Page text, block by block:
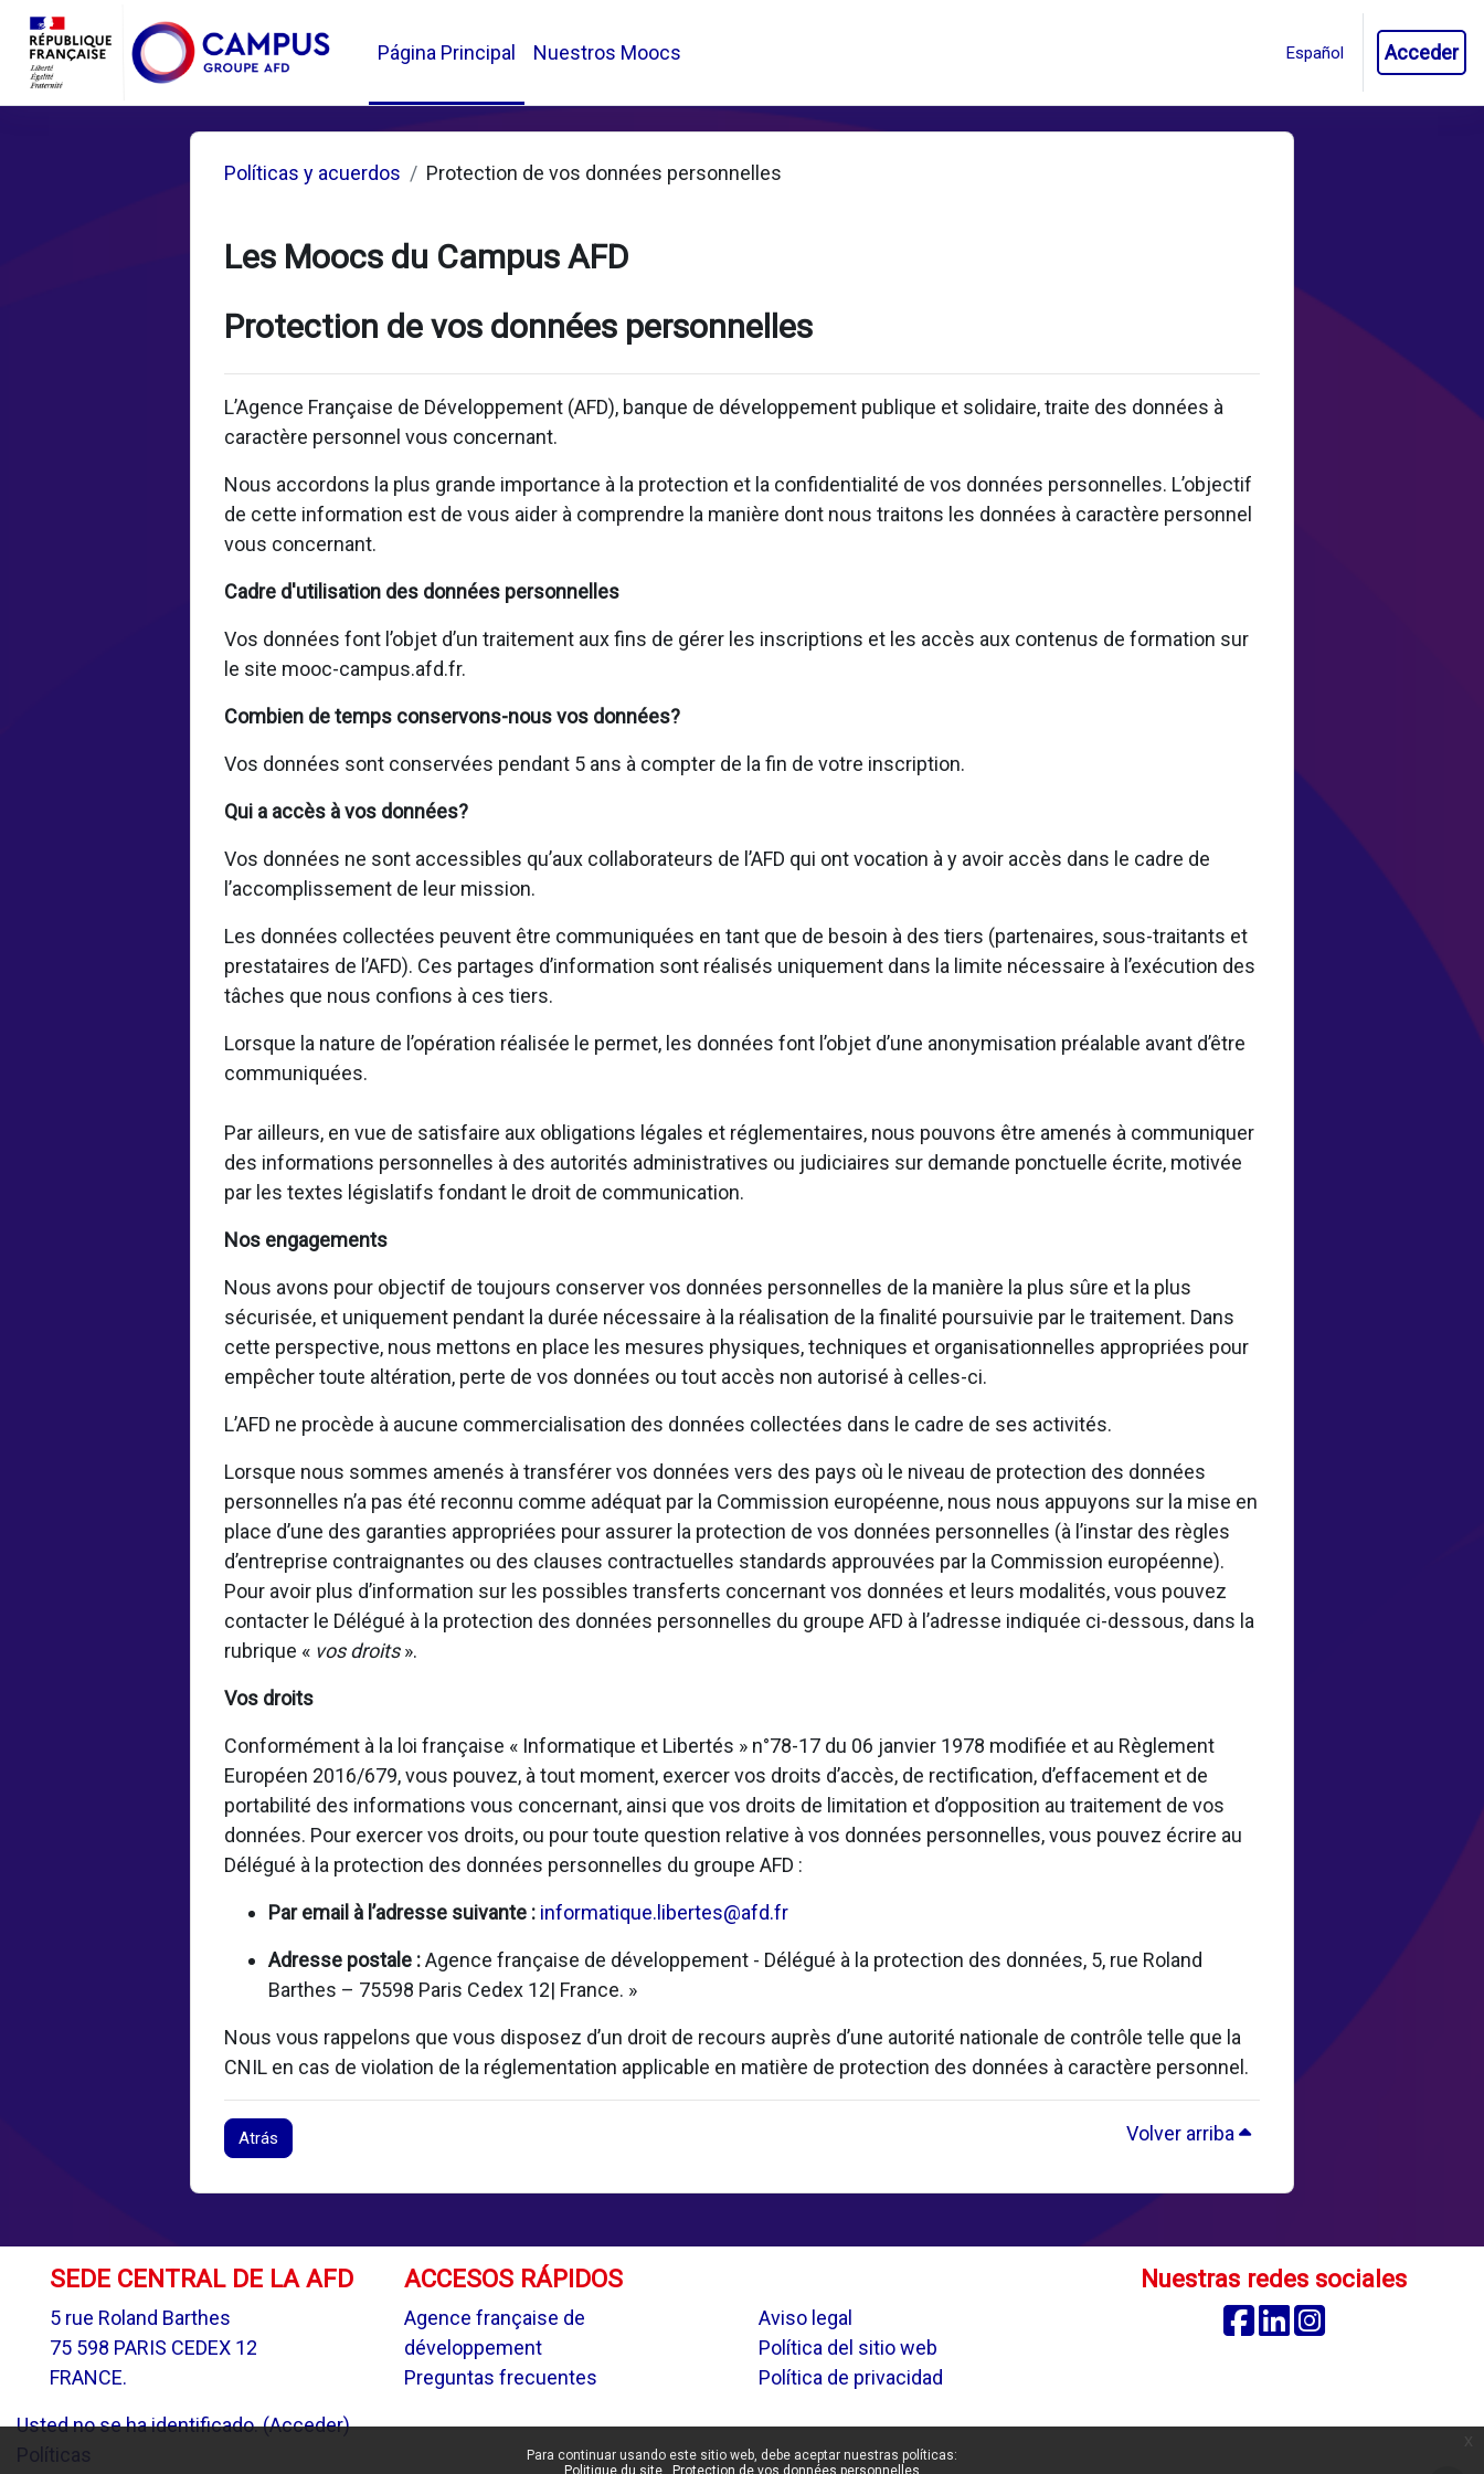
Salta al contenido principal
Para continuar usando este sitio web, debe aceptar nuestras políticas:
Politique du site
Protection de vos données personnelles
Página Principal Nuestros Moocs Acceder
Políticas y acuerdos Protection de vos données personnelles
Les Moocs du Campus AFD
Protection de vos données personnelles
L’Agence Française de Développement (AFD), banque de développement publique et solidaire, traite des données à
caractère personnel vous concernant.
Nous accordons la plus grande importance à la protection et la confidentialité de vos données personnelles. L’objectif
de cette information est de vous aider à comprendre la manière dont nous traitons les données à caractère personnel
vous concernant.
Cadre d'utilisation des données personnelles
Vos données font l’objet d’un traitement aux fins de gérer les inscriptions et les accès aux contenus de formation sur
le site mooc-campus.afd.fr.
Combien de temps conservons-nous vos données?
Vos données sont conservées pendant 5 ans à compter de la fin de votre inscription.
Qui a accès à vos données?
Vos données ne sont accessibles qu’aux collaborateurs de l’AFD qui ont vocation à y avoir accès dans le cadre de
l’accomplissement de leur mission.
Les données collectées peuvent être communiquées en tant que de besoin à des tiers (partenaires, sous-traitants et
prestataires de l’AFD). Ces partages d’information sont réalisés uniquement dans la limite nécessaire à l’exécution des
tâches que nous confions à ces tiers.
Lorsque la nature de l’opération réalisée le permet, les données font l’objet d’une anonymisation préalable avant d’être
communiquées.
Par ailleurs, en vue de satisfaire aux obligations légales et réglementaires, nous pouvons être amenés à communiquer
des informations personnelles à des autorités administratives ou judiciaires sur demande ponctuelle écrite, motivée
par les textes législatifs fondant le droit de communication.
Nos engagements
Nous avons pour objectif de toujours conserver vos données personnelles de la manière la plus sûre et la plus
sécurisée, et uniquement pendant la durée nécessaire à la réalisation de la finalité poursuivie par le traitement. Dans
cette perspective, nous mettons en place les mesures physiques, techniques et organisationnelles appropriées pour
empêcher toute altération, perte de vos données ou tout accès non autorisé à celles-ci.
L’AFD ne procède à aucune commercialisation des données collectées dans le cadre de ses activités.
Lorsque nous sommes amenés à transférer vos données vers des pays où le niveau de protection des données
personnelles n’a pas été reconnu comme adéquat par la Commission européenne, nous nous appuyons sur la mise en
place d’une des garanties appropriées pour assurer la protection de vos données personnelles (à l’instar des règles
d’entreprise contraignantes ou des clauses contractuelles standards approuvées par la Commission européenne).
Pour avoir plus d’information sur les possibles transferts concernant vos données et leurs modalités, vous pouvez
contacter le Délégué à la protection des données personnelles du groupe AFD à l’adresse indiquée ci-dessous, dans la
rubrique « vos droits».
Vos droits
Conformément à la loi française « Informatique et Libertés » n°78-17 du 06 janvier 1978 modifiée et au Règlement
Européen 2016/679, vous pouvez, à tout moment, exercer vos droits d’accès, de rectification, d’effacement et de
portabilité des informations vous concernant, ainsi que vos droits de limitation et d’opposition au traitement de vos
données. Pour exercer vos droits, ou pour toute question relative à vos données personnelles, vous pouvez écrire au
Délégué à la protection des données personnelles du groupe AFD :
Par email à l’adresse suivante : informatique.libertes@afd.fr
Adresse postale :Agence française de développement - Délégué à la protection des données, 5, rue Roland
Barthes – 75598 Paris Cedex 12| France. »
Nous vous rappelons que vous disposez d’un droit de recours auprès d’une autorité nationale de contrôle telle que la
CNIL en cas de violation de la réglementation applicable en matière de protection des données à caractère personnel.
Atrás Volver arriba
SEDE CENTRAL DE LA AFD
5 rue Roland Barthes
75 598 PARIS CEDEX 12
FRANCE.
ACCESOS RÁPIDOS
Agence française de
développement
Preguntas frecuentes
Aviso legal
Política del sitio web
Política de privacidad
Nuestras redes sociales
FacebookLinkedin
Usted no se ha identificado. (Acceder)
Políticas